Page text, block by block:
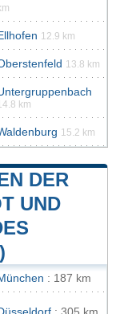
12.9 km
13.8 km
km
15.2 km
DER
UND
: 187 km